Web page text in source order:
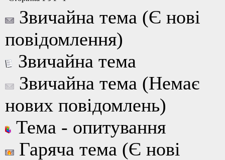
Звичайна тема (Є нові
повідомлення)
Звичайна тема
Звичайна тема (Немає
нових повідомлень)
Тема - опитування
Гаряча тема (Є нові